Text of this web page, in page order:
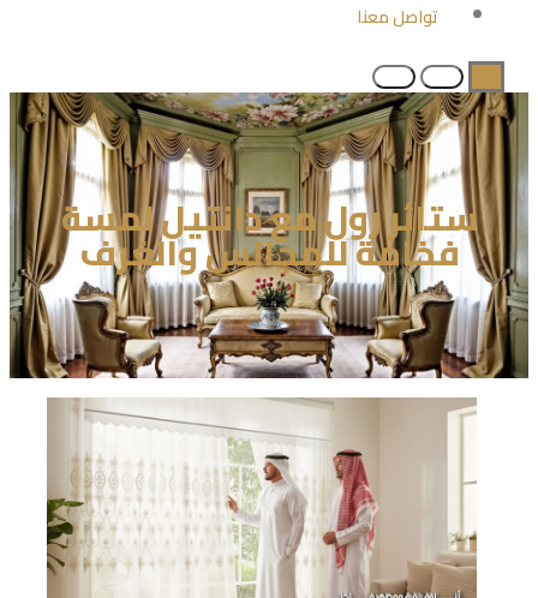
تواصل معنا
ستائر رول مع دانتيل لمسة
فخامة للمجالس والغرف